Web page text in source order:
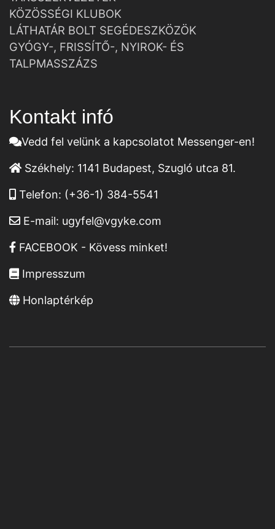
KÖZÖSSÉGI KLUBOK
LÁTHATÁR BOLT SEGÉDESZKÖZÖK
GYÓGY-, FRISSÍTŐ-, NYIROK- ÉS
TALPMASSZÁZS
Kontakt infó
Vedd fel velünk a kapcsolatot Messenger-en!
Székhely: 1141 Budapest, Szugló utca 81.
Telefon: (+36-1) 384-5541
E-mail: ugyfel@vgyke.com
FACEBOOK - Kövess minket!
Impresszum
Honlaptérkép